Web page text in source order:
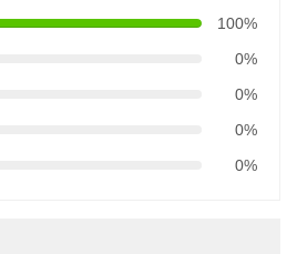
100%
0%
0%
0%
0%